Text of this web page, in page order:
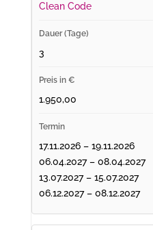
Clean Code
3
1.950,00
17.11.2026 – 19.11.2026
06.04.2027 – 08.04.2027
13.07.2027 – 15.07.2027
06.12.2027 – 08.12.2027